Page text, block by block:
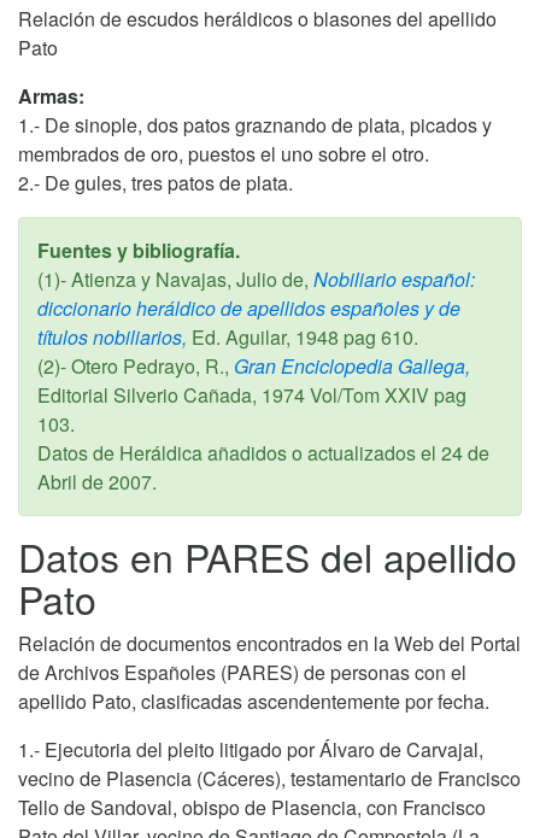
Relación de escudos heráldicos o blasones del apellido
Pato
Armas:
1.- De sinople, dos patos graznando de plata, picados y
membrados de oro, puestos el uno sobre el otro.
2.- De gules, tres patos de plata.
Fuentes y bibliografía.
(1)- Atienza y Navajas, Julio de, Nobiliario español:
diccionario heráldico de apellidos españoles y de
títulos nobiliarios, Ed. Aguilar, 1948 pag 610.
(2)- Otero Pedrayo, R., Gran Enciclopedia Gallega,
Editorial Silverio Cañada, 1974Vol/Tom XXIV pag
103.
Datos de Heráldica añadidos o actualizados el 24 de
Abril de 2007.
Datos en PARES del apellido
Pato
Relación de documentos encontrados en la Web del Portal
de Archivos Españoles (PARES) de personas con el
apellido Pato, clasificadas ascendentemente por fecha.
1.- Ejecutoria del pleito litigado por Álvaro de Carvajal,
vecino de Plasencia (Cáceres), testamentario de Francisco
Tello de Sandoval, obispo de Plasencia, con Francisco